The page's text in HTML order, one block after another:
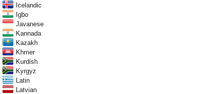
Icelandic
Igbo
Javanese
Kannada
Kazakh
Khmer
Kurdish
Kyrgyz
Latin
Latvian